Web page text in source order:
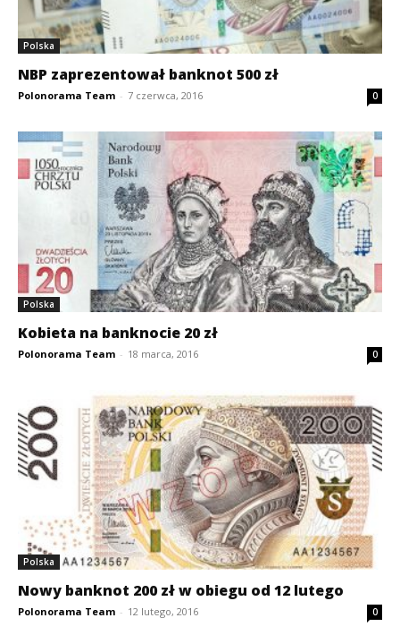
Polska
NBP zaprezentował banknot 500 zł
Polonorama Team - 7 czerwca, 2016 0
Polska
Kobieta na banknocie 20 zł
Polonorama Team - 18 marca, 2016 0
Polska
Nowy banknot 200 zł w obiegu od 12 lutego
Polonorama Team - 12 lutego, 2016 0